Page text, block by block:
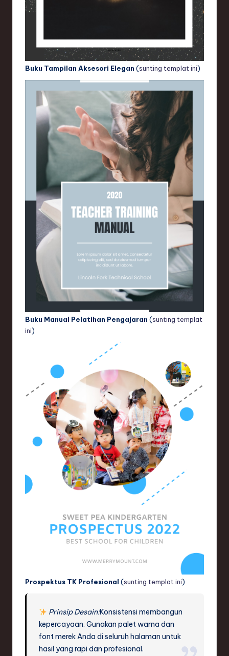
Buku Tampilan Aksesori Elegan (sunting templat ini)
Buku Manual Pelatihan Pengajaran (sunting templat
ini)
Prospektus TK Profesional (sunting templat ini)
Prinsip Desain:Konsistensi membangun
kepercayaan. Gunakan palet warna dan
font merek Anda di seluruh halaman untuk
hasil yang rapi dan profesional.